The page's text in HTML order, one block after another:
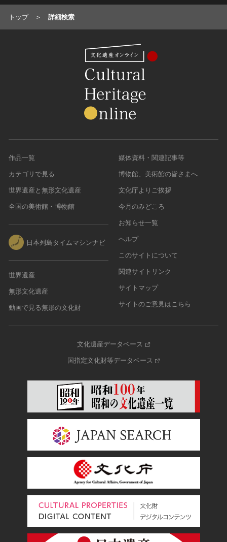
トップ 詳細検索
作品一覧
カテゴリで見る
世界遺産と無形文化遺産
全国の美術館・博物館
日本列島タイムマシンナビ
世界遺産
無形文化遺産
動画で見る無形の文化財
媒体資料・関連記事等
博物館、美術館の皆さまへ
文化庁よりご挨拶
今月のみどころ
お知らせ一覧
ヘルプ
このサイトについて
関連サイトリンク
サイトマップ
サイトのご意見はこちら
文化遺産データベース
国指定文化財等データベース